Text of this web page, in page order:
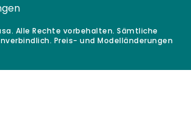
Alle Rechte vorbehalten. Sämtliche
Preis- und Modelländerungen